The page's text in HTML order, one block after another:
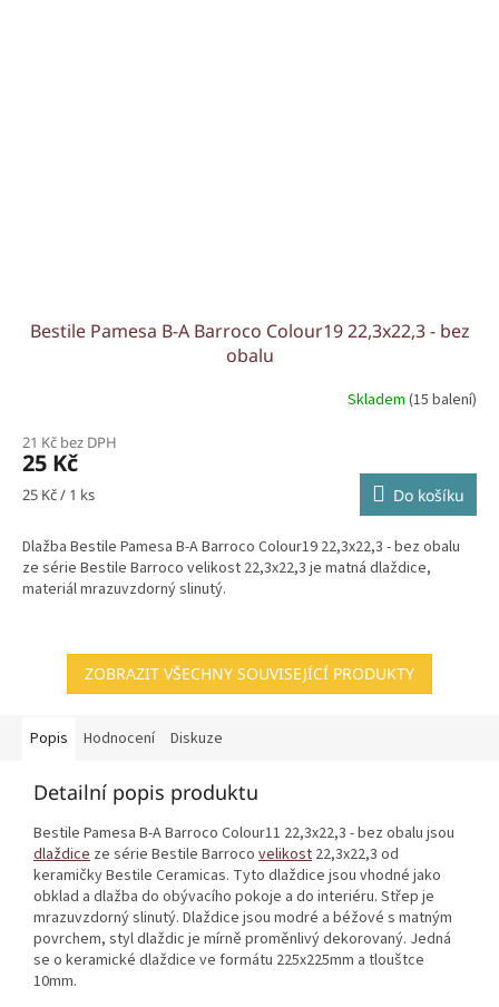
Bestile Pamesa B-A Barroco Colour19 22,3x22,3 - bez
obalu
Skladem (15 balení)
21 Kč bez DPH
25 Kč
Měrná
25 Kč / 1 ks Do košíku
Dlažba Bestile Pamesa B-A Barroco Colour19 22,3x22,3 - bez obalu
ze série Bestile Barroco velikost 22,3x22,3 je matná dlaždice,
materiál mrazuvzdorný slinutý.
ZOBRAZIT VŠECHNY SOUVISEJÍCÍ PRODUKTY
Popis Hodnocení Diskuze
Detailní popis produktu
Bestile Pamesa B-A Barroco Colour11 22,3x22,3 - bez obalu jsou
dlaždice ze série Bestile Barroco velikost 22,3x22,3 od
keramičky Bestile Ceramicas. Tyto dlaždice jsou vhodné jako
obklad a dlažba do obývacího pokoje a do interiéru. Střep je
mrazuvzdorný slinutý. Dlaždice jsou modré a béžové s matným
povrchem, styl dlaždic je mírně proměnlivý dekorovaný. Jedná
se o keramické dlaždice ve formátu 225x225mm a tlouštce
10mm.